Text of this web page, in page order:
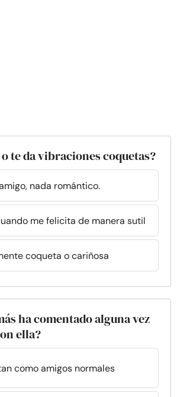
te da vibraciones coquetas?
nada romántico.
me felicita de manera sutil
coqueta o cariñosa
ha comentado alguna vez
ella?
como amigos normales